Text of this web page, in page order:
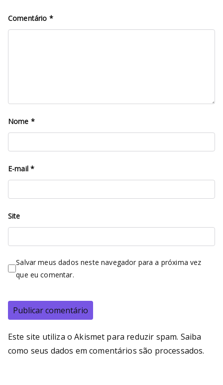
Comentário *
Nome *
E-mail*
Site
Salvar meus dados neste navegador para a próxima vez
que eu comentar.
Este site utiliza o Akismet para reduzir spam. Saiba
como seus dados em comentários são processados.